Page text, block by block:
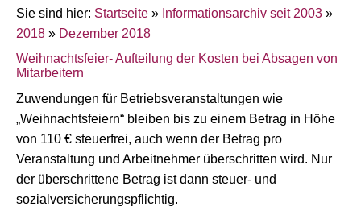
Sie sind hier: Startseite » Informationsarchiv seit 2003 »
2018 » Dezember 2018
Weihnachtsfeier- Aufteilung der Kosten bei Absagen von
Mitarbeitern
Zuwendungen für Betriebsveranstaltungen wie
„Weihnachtsfeiern“ bleiben bis zu einem Betrag in Höhe
von 110 € steuerfrei, auch wenn der Betrag pro
Veranstaltung und Arbeitnehmer überschritten wird. Nur
der überschrittene Betrag ist dann steuer- und
sozialversicherungspflichtig.